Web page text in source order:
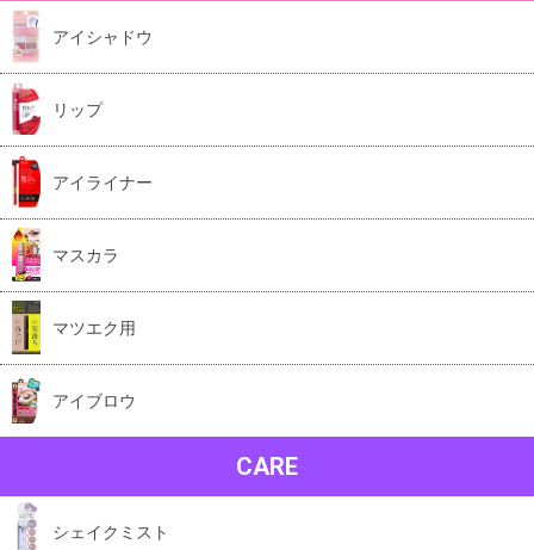
アイシャドウ
リップ
アイライナー
マスカラ
マツエク用
アイブロウ
CARE
シェイクミスト